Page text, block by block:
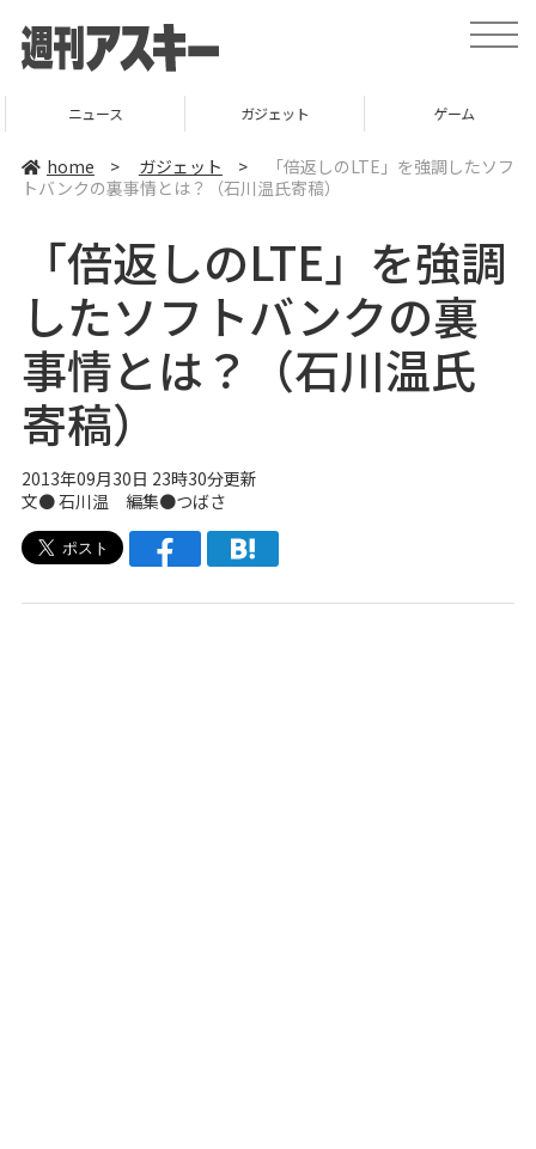
t
o
v
t
i
o
ニュース ガジェット ゲーム
home > ガジェット >
「倍返しのLTE」を強調したソフ
トバンクの裏事情とは？（石川温氏寄稿）
「倍返しのLTE」を強調
したソフトバンクの裏
事情とは？（石川温氏
寄稿）
2013年09月30日 23時30分更新
文●石川温 編集●つばさ